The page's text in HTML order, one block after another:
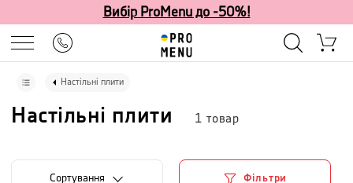
Вибір ProMenu до -50%!
Настільні плити
Настільні плити 1 товар
Сортування Фільтри